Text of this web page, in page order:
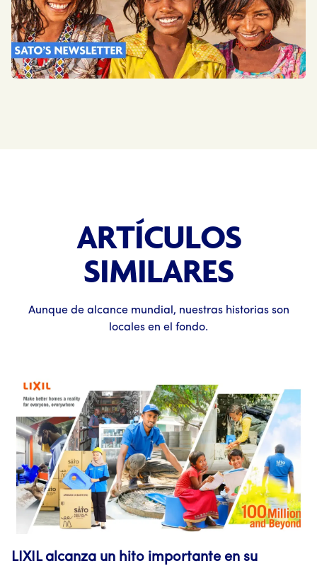
ARTÍCULOS
SIMILARES
Aunque de alcance mundial, nuestras historias son
locales en el fondo.
LIXIL alcanza un hito importante en su